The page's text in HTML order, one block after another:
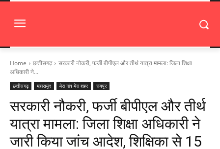
Home छत्तीसगढ़
सरकारी नौकरी, फर्जी बीपीएल और तीर्थ यात्रा मामला: जिला शिक्षा
अधिकारी ने...
छत्तीसगढ़ महासमुंद मेरा गांव मेरा शहर रायपुर
सरकारी नौकरी, फर्जी बीपीएल और तीर्थ
यात्रा मामला: जिला शिक्षा अधिकारी ने
जारी किया जांच आदेश, शिक्षिका से 15